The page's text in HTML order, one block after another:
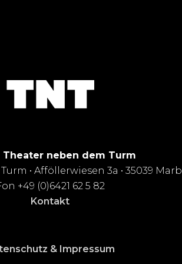
Theater neben dem Turm
• Afföllerwiesen 3a • 35039
+49 (0)6421 62 5 82
Kontakt
& Impressum